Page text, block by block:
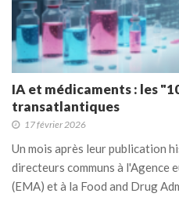
IA et médicaments : les
transatlantiques
17 février 2026
Un mois après leur publication
directeurs communs à l'Agence
(EMA) et à la Food and Drug